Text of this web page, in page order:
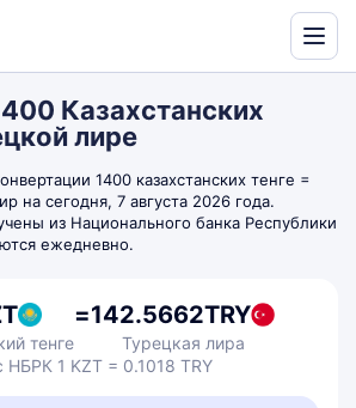
by
Translate
Казахстанских
лире
1400 казахстанских тенге =
на сегодня, 7 августа 2026 года.
из Национального банка Республики
ежедневно.
тенге
=142.5662TRY
Турецкая лира
НБРК 1 KZT = 0.1018 TRY